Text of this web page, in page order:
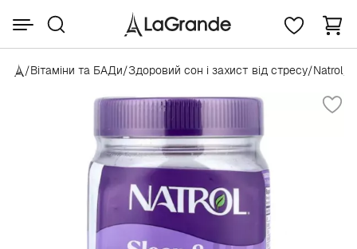
/Вітаміни та БАДи/Здоровий сон і захист від стресу/Natrol